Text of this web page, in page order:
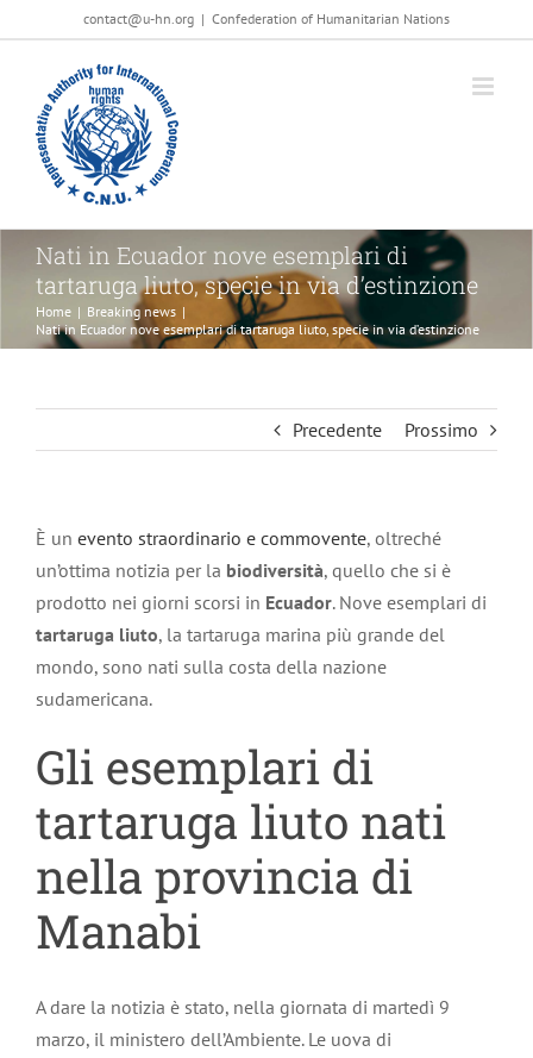
al
contenuto
contact@u-hn.org | Confederation of Humanitarian Nations
Nati in Ecuador nove esemplari di
tartaruga liuto, specie in via d’estinzione
Home | Breaking news |
Nati in Ecuador nove esemplari di tartaruga liuto, specie in via d’estinzione
Precedente Prossimo
È un evento straordinario e commovente, oltreché
un’ottima notizia per la biodiversità, quello che si è
prodotto nei giorni scorsi in Ecuador. Nove esemplari di
tartaruga liuto, la tartaruga marina più grande del
mondo, sono nati sulla costa della nazione
sudamericana.
Gli esemplari di
tartaruga liuto nati
nella provincia di
Manabi
A dare la notizia è stato, nella giornata di martedì 9
marzo, il ministero dell’Ambiente. Le uova di